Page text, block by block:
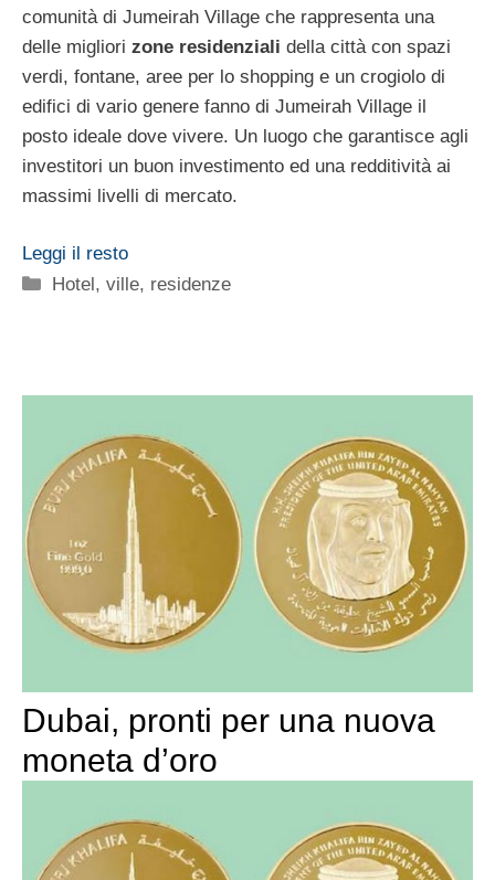
comunità di Jumeirah Village che rappresenta una
delle migliori zone residenziali della città con spazi
verdi, fontane, aree per lo shopping e un crogiolo di
edifici di vario genere fanno di Jumeirah Village il
posto ideale dove vivere. Un luogo che garantisce agli
investitori un buon investimento ed una redditività ai
massimi livelli di mercato.
Leggi il resto
Categorie
Hotel, ville, residenze
Dubai, pronti per una nuova
moneta d’oro